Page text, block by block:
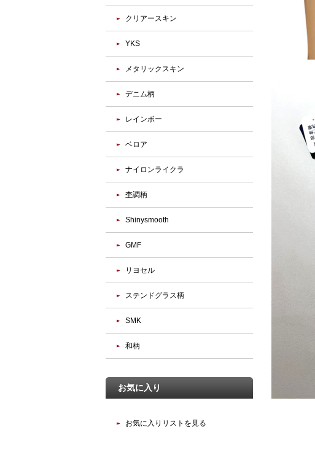
クリアースキン
YKS
メタリックスキン
デニム柄
レインボー
ベロア
ナイロンライクラ
杢調柄
Shinysmooth
GMF
リヨセル
ステンドグラス柄
SMK
和柄
お気に入り
お気に入りリストを見る